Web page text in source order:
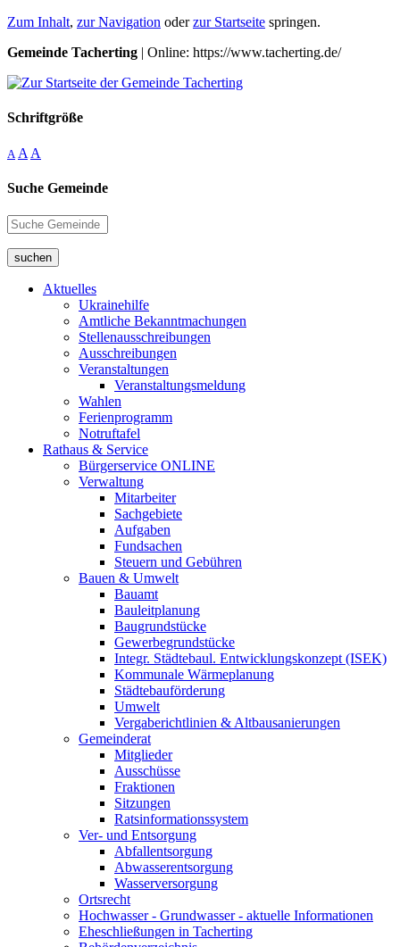
Zum Inhalt, zur Navigation oderzur Startseite springen.
Gemeinde Tacherting | Online: https://www.tacherting.de/
Schriftgröße
A A A
Suche Gemeinde
suchen
Aktuelles
Ukrainehilfe
Amtliche Bekanntmachungen
Stellenausschreibungen
Ausschreibungen
Veranstaltungen
Veranstaltungsmeldung
Wahlen
Ferienprogramm
Notruftafel
Rathaus & Service
Bürgerservice ONLINE
Verwaltung
Mitarbeiter
Sachgebiete
Aufgaben
Fundsachen
Steuern und Gebühren
Bauen & Umwelt
Bauamt
Bauleitplanung
Baugrundstücke
Gewerbegrundstücke
Integr. Städtebaul. Entwicklungskonzept (ISEK)
Kommunale Wärmeplanung
Städtebauförderung
Umwelt
Vergaberichtlinien & Altbausanierungen
Gemeinderat
Mitglieder
Ausschüsse
Fraktionen
Sitzungen
Ratsinformationssystem
Ver- und Entsorgung
Abfallentsorgung
Abwasserentsorgung
Wasserversorgung
Ortsrecht
Hochwasser - Grundwasser - aktuelle Informationen
Eheschließungen in Tacherting